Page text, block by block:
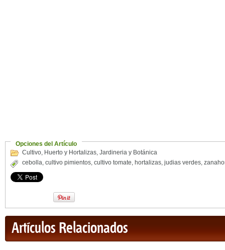
Opciones del Artículo
Cultivo, Huerto y Hortalizas, Jardineria y Botánica
cebolla, cultivo pimientos, cultivo tomate, hortalizas, judias verdes,
Artículos Relacionados